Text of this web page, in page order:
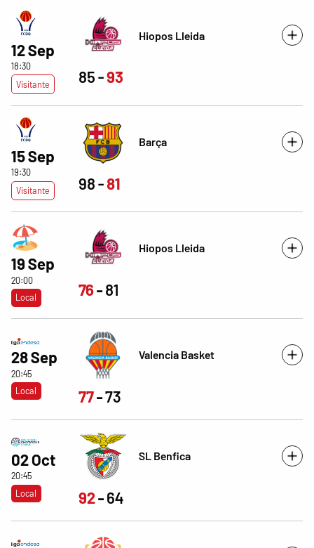
12 Sep
18:30
Visitante
Hiopos Lleida
85 93
15 Sep
19:30
Visitante
Barça
98 81
19 Sep
20:00
Local
Hiopos Lleida
76 81
28 Sep
20:45
Local
Valencia Basket
77 73
02 Oct
20:45
Local
SL Benfica
92 64